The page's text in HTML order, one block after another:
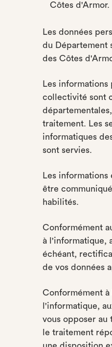
Côtes d'Armor.
Les données
du Département
des Côtes
Les
collectivité sont
traitement. Les
informatiques
sont servies.
Les informations
être
habilités.
Conformément
à l'informatique,
échéant,
de vos données
Conformément à
l'informatique,
vous opposer au
le traitement